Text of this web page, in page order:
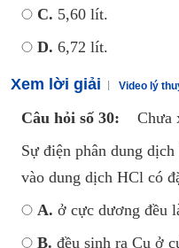
C. 5,60 lít.
D. 6,72 lít.
Xem lời giải Video lý
Câu hỏi số 30:
Chưa
Sự điện phân dung dịch
vào dung dịch HCl có
A. ở cực dương đều
B. đều sinh ra Cu ở